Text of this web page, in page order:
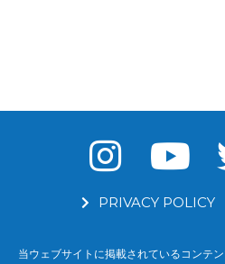
PRIVACY POLICY
当ウェブサイトに掲載されているコンテ